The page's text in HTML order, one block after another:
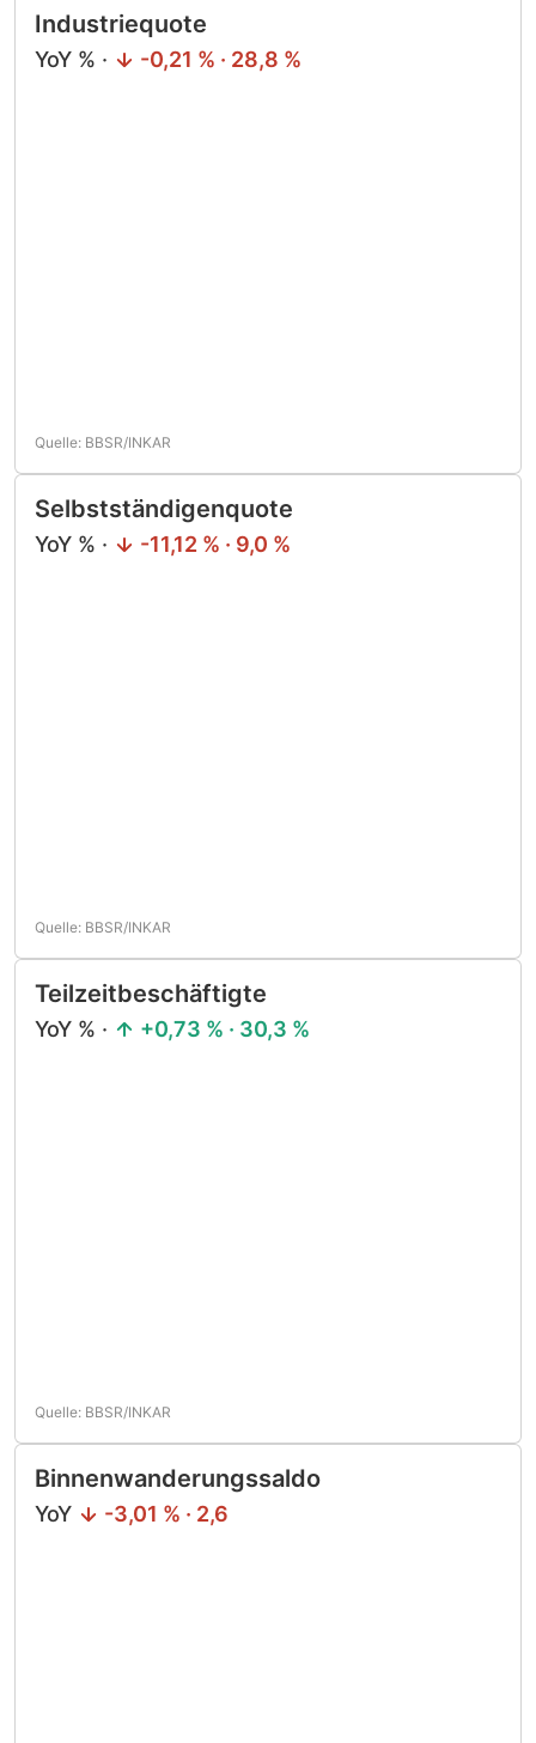
Industriequote
YoY % · -0,21 % · 28,8 %
Quelle: BBSR/INKAR
Selbstständigenquote
YoY % · -11,12 % · 9,0 %
Quelle: BBSR/INKAR
Teilzeitbeschäftigte
YoY % · +0,73 % · 30,3 %
Quelle: BBSR/INKAR
Binnenwanderungssaldo
YoY -3,01 % · 2,6